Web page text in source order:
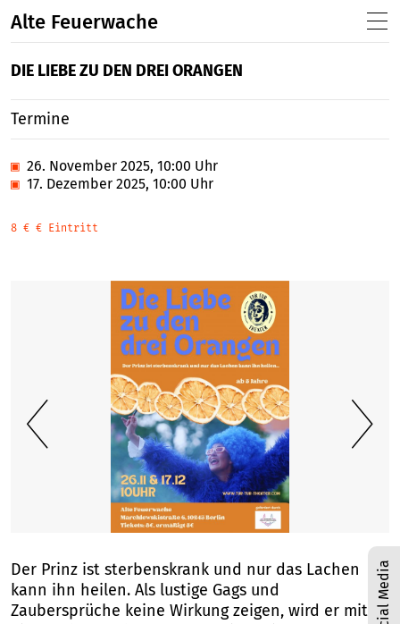
Alte Feuerwache
Social Media
DIE LIEBE ZU DEN DREI ORANGEN
Termine
▣ 26. November 2025, 10:00 Uhr
▣ 17. Dezember 2025, 10:00 Uhr
8 € € Eintritt
Der Prinz ist sterbenskrank und nur das Lachen
kann ihn heilen. Als lustige Gags und
Zaubersprüche keine Wirkung zeigen, wird er mit